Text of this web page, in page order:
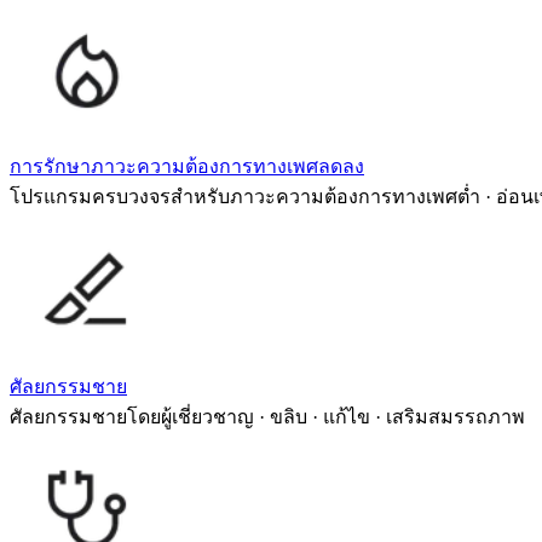
การรักษาภาวะความต้องการทางเพศลดลง
โปรแกรมครบวงจรสำหรับภาวะความต้องการทางเพศต่ำ · อ่อน
ศัลยกรรมชาย
ศัลยกรรมชายโดยผู้เชี่ยวชาญ · ขลิบ · แก้ไข · เสริมสมรรถภาพ